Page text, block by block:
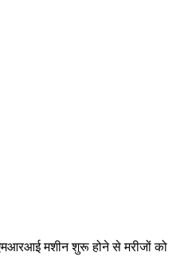
मशीन शुरू होने से मरीजों को